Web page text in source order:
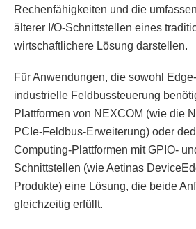
Rechenfähigkeiten und die
älterer I/O-Schnittstellen eines
wirtschaftlichere Lösung darstellen.
Für Anwendungen, die sowohl
industrielle Feldbussteuerung
Plattformen von NEXCOM (wie die
PCIe-Feldbus-Erweiterung) oder
Computing-Plattformen mit GPIO-
Schnittstellen (wie Aetinas
Produkte) eine Lösung, die beide
gleichzeitig erfüllt.